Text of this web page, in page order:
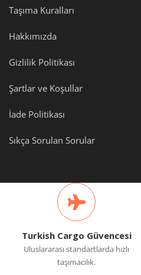
Taşıma Kuralları
Hakkımızda
Gizlilik Politikası
Şartlar ve Koşullar
İade Politikası
Sıkça Sorulan Sorular
Turkish Cargo Güvencesi
Uluslararası standartlarda hızlı
taşımacılık.